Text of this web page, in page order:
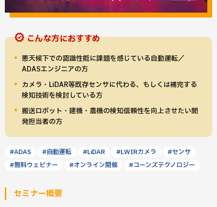
こんな方におすすめ
悪天候下での認識性能に課題を感じている自動運転／
ADASエンジニアの方
カメラ・LiDAR等既存センサに代わる、もしくは補完する
検知技術を検討している方
搬送ロボット・建機・農機の検知信頼性を向上させたい開
発担当者の方
#ADAS #自動運転 #LiDAR #LWIRカメラ
#センサ
#無料ウェビナー
#オンライン開催 #コーンズテクノロジー
セミナー概要